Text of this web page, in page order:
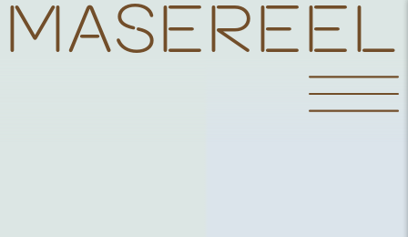
MASEREEL
Jaar: 2015